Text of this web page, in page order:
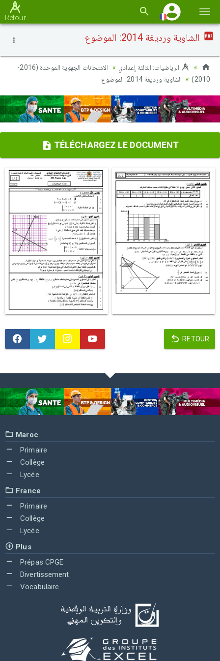
la
Retour
الشاوية ورديغة 2014: الموضوع
الرياضيات: الثالثة إعدادي
الامتحانات الجهوية الموحدة (2016-
2010)
الشاوية ورديغة 2014: الموضوع
TÉLÉCHARGEZ LE DOCUMENT
RETOUR
Maroc
Primaire
Collège
Lycée
France
Primaire
Collège
Lycée
Plus
Prépas CPGE
Divertissement
Vocabulaire